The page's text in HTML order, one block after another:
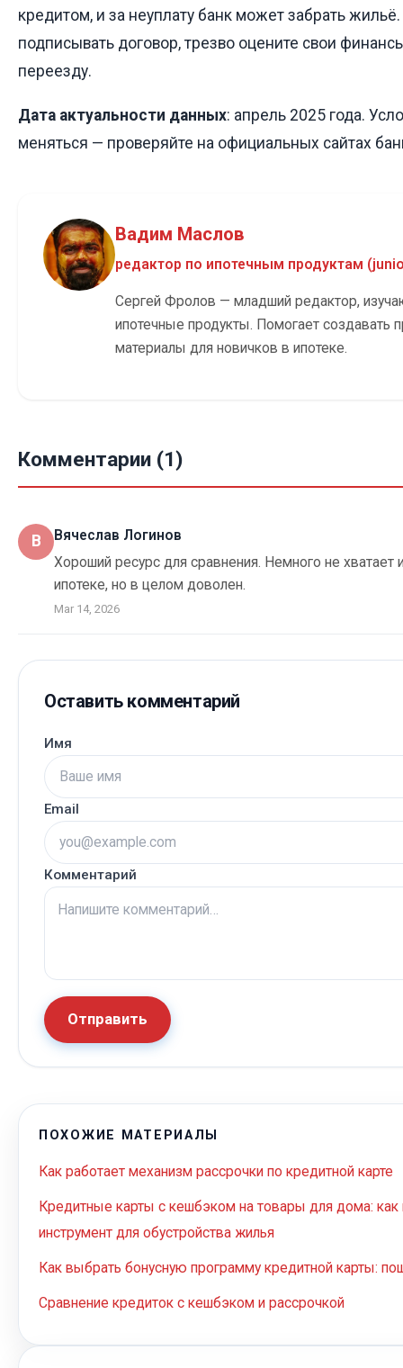
кредитом, и за неуплату банк может забрать
подписывать договор, трезво оцените свои
переезду.
Дата актуальности данных: апрель 2025 года.
меняться — проверяйте на официальных сайтах
Вадим Маслов
редактор по ипотечным продуктам
Сергей Фролов — младший редактор,
ипотечные продукты. Помогает создавать
материалы для новичков в ипотеке.
Комментарии (1)
В
Вячеслав Логинов
Хороший ресурс для сравнения. Немного не хватает
ипотеке, но в целом доволен.
Mar 14, 2026
Оставить комментарий
Имя
Email
Комментарий
Отправить
ПОХОЖИЕ МАТЕРИАЛЫ
Как работает механизм рассрочки по кредитной карте
Кредитные карты с кешбэком на товары для дома:
инструмент для обустройства жилья
Как выбрать бонусную программу кредитной карты:
Сравнение кредиток с кешбэком и рассрочкой